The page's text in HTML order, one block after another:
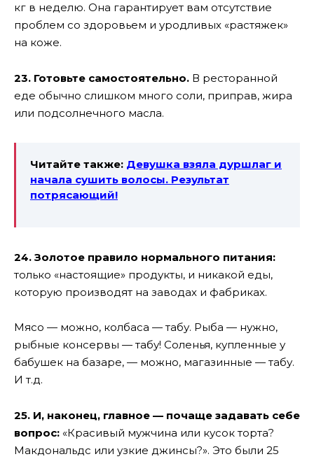
кг в неделю. Она гарантирует вам отсутствие
проблем со здоровьем и уродливых «растяжек»
на коже.
23. Готовьте самостоятельно. В ресторанной
еде обычно слишком много соли, приправ, жира
или подсолнечного масла.
Читайте также: Девушка взяла дуршлаг и
начала сушить волосы. Результат
потрясающий!
24. Золотое правило нормального питания:
только «настоящие» продукты, и никакой еды,
которую производят на заводах и фабриках.
Мясо — можно, колбаса — табу. Рыба — нужно,
рыбные консервы — табу! Соленья, купленные у
бабушек на базаре, — можно, магазинные — табу.
И т.д.
25. И, наконец, главное — почаще задавать себе
вопрос: «Красивый мужчина или кусок торта?
Макдональдс или узкие джинсы?». Это были 25